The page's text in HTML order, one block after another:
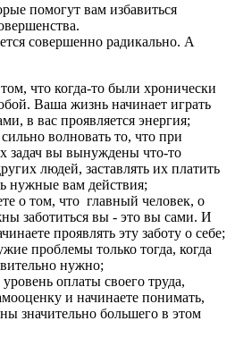
помогут вам избавиться
совершенно радикально. А
что когда-то были хронически
Ваша жизнь начинает играть
в вас проявляется энергия;
волновать то, что при
задач вы вынуждены что-то
людей, заставлять их платить
нужные вам действия;
о том, что главный человек, о
заботиться вы - это вы сами. И
проявлять эту заботу о себе;
проблемы только тогда, когда
нужно;
оплаты своего труда,
и начинаете понимать,
значительно большего в этом